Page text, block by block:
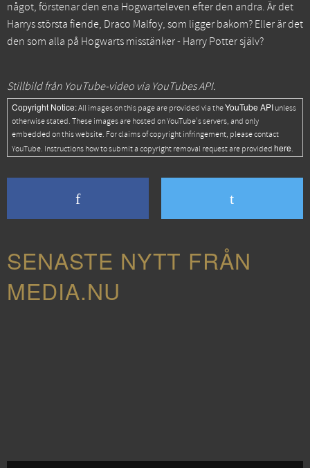
något, förstenar den ena Hogwarteleven efter den andra. Är det
Harrys största fiende, Draco Malfoy, som ligger bakom? Eller är det
den som alla på Hogwarts misstänker - Harry Potter själv?
Stillbild från YouTube-video via YouTubes API.
Copyright Notice:All images on this page are provided via theYouTube API unless
otherwise stated. These images are hosted on YouTube's servers, and only
embedded on this website. For claims of copyright infringement, please contact
YouTube. Instructions how to submit a copyright removal request are provided here.
SENASTE NYTT FRÅN
MEDIA.NU